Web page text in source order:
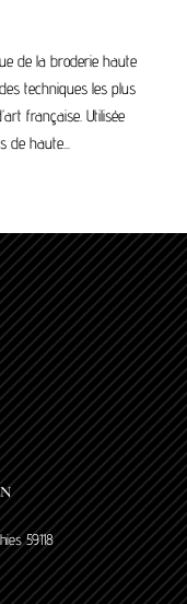
de la broderie haute
techniques les plus
française. Utilisée
haute...
59118